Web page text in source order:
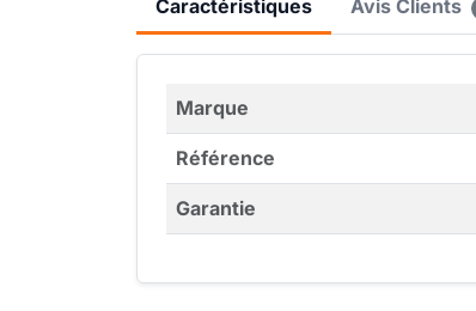
Caractéristiques Avis Clients
Marque
Référence
Garantie